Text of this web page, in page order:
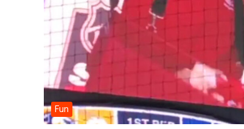
Fun